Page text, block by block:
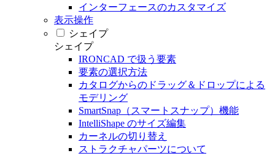
インターフェースのカスタマイズ
表示操作
シェイプ
シェイプ
IRONCAD で扱う要素
要素の選択方法
カタログからのドラッグ＆ドロップによる
モデリング
SmartSnap（スマートスナップ）機能
IntelliShape のサイズ編集
カーネルの切り替え
ストラクチャパーツについて